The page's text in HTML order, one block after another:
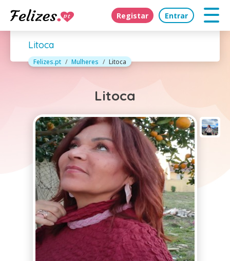
Registar Entrar
Litoca
Felizes.pt Mulheres Litoca
Litoca